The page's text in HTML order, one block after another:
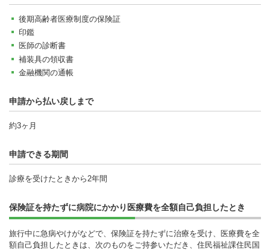
後期高齢者医療制度の保険証
印鑑
医師の診断書
補装具の領収書
金融機関の通帳
申請から払い戻しまで
約3ヶ月
申請できる期間
診療を受けたときから2年間
保険証を持たずに病院にかかり医療費を全額自己負担したとき
旅行中に急病やけがなどで、保険証を持たずに治療を受け、医療費を全
額自己負担したときは、次のものをご持参いただき、住民福祉課住民国